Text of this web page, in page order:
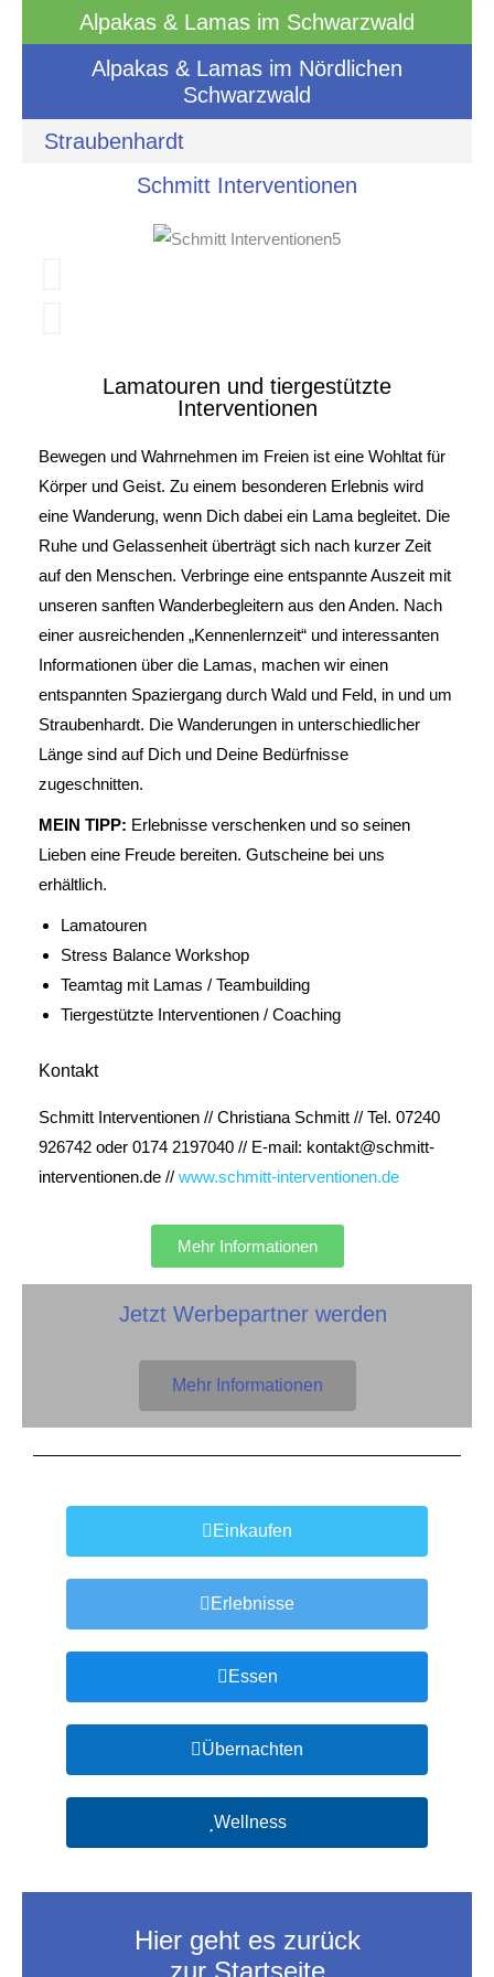
Alpakas & Lamas im Schwarzwald
Alpakas & Lamas im Nördlichen
Schwarzwald
Straubenhardt
Schmitt Interventionen
Lamatouren und tiergestützte
Interventionen
Bewegen und Wahrnehmen im Freien ist eine Wohltat für
Körper und Geist. Zu einem besonderen Erlebnis wird
eine Wanderung, wenn Dich dabei ein Lama begleitet. Die
Ruhe und Gelassenheit überträgt sich nach kurzer Zeit
auf den Menschen. Verbringe eine entspannte Auszeit mit
unseren sanften Wanderbegleitern aus den Anden. Nach
einer ausreichenden „Kennenlernzeit“ und interessanten
Informationen über die Lamas, machen wir einen
entspannten Spaziergang durch Wald und Feld, in und um
Straubenhardt. Die Wanderungen in unterschiedlicher
Länge sind auf Dich und Deine Bedürfnisse
zugeschnitten.
MEIN TIPP: Erlebnisse verschenken und so seinen
Lieben eine Freude bereiten. Gutscheine bei uns
erhältlich.
Lamatouren
Stress Balance Workshop
Teamtag mit Lamas / Teambuilding
Tiergestützte Interventionen / Coaching
Kontakt
Schmitt Interventionen // Christiana Schmitt // Tel. 07240
926742 oder 0174 2197040 // E-mail: kontakt@schmitt-
interventionen.de // www.schmitt-interventionen.de
Mehr Informationen
Jetzt Werbepartner werden
Mehr Informationen
Einkaufen
Erlebnisse
Essen
Übernachten
Wellness
Hier geht es zurück
zur Startseite